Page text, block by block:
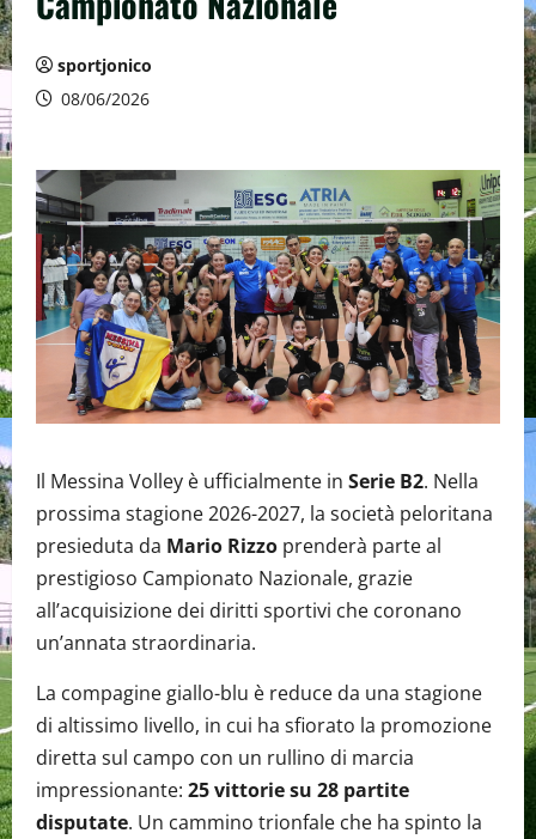
sportjonico
08/06/2026
Il Messina Volley è ufficialmente in Serie B2. Nella
prossima stagione 2026-2027, la società peloritana
presieduta da Mario Rizzo prenderà parte al
prestigioso Campionato Nazionale, grazie
all’acquisizione dei diritti sportivi che coronano
un’annata straordinaria.
La compagine giallo-blu è reduce da una stagione
di altissimo livello, in cui ha sfiorato la promozione
diretta sul campo con un rullino di marcia
impressionante: 25 vittorie su 28 partite
disputate. Un cammino trionfale che ha spinto la